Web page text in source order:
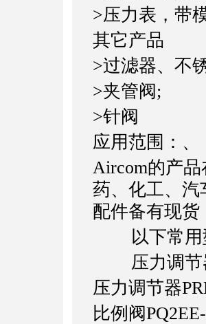
>压力表，带
其它产品
>过滤器、不
>夹管阀;
>针阀
应用范围：、
Aircom的产
药、化工、汽
配件备有现货
以下常用
压力调节
压力调节器
比例阀